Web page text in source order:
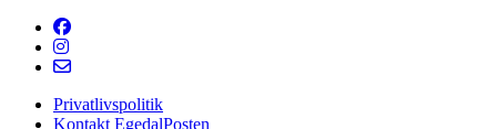
Privatlivspolitik
Kontakt EgedalPosten